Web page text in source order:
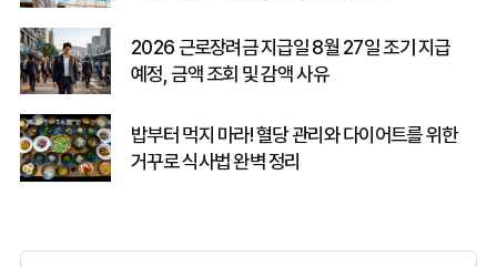
2026 근로장려금 지급일 8월 27일 조기 지급
예정, 금액 조회 및 감액 사유
밥부터 먹지 마라! 혈당 관리와 다이어트를 위한
거꾸로 식사법 완벽 정리